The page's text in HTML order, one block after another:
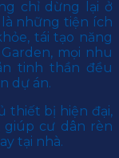
chỉ dừng lại ở
những tiện ích
tái tạo năng
mọi nhu
tinh thần đều
dự án.
thiết bị hiện đại,
giúp cư dân rèn
tại nhà.